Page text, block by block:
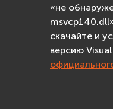
«не
скачайте и
версию